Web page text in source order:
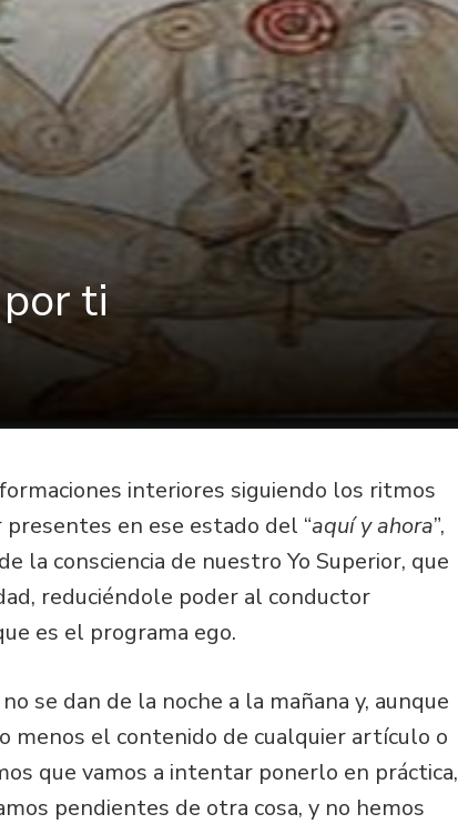
ti
interiores siguiendo los ritmos
presentes en ese estado del “aquí y ahora”,
la consciencia de nuestro Yo Superior, que
reduciéndole poder al conductor
es el programa ego.
se dan de la noche a la mañana y, aunque
menos el contenido de cualquier artículo o
que vamos a intentar ponerlo en práctica,
pendientes de otra cosa, y no hemos